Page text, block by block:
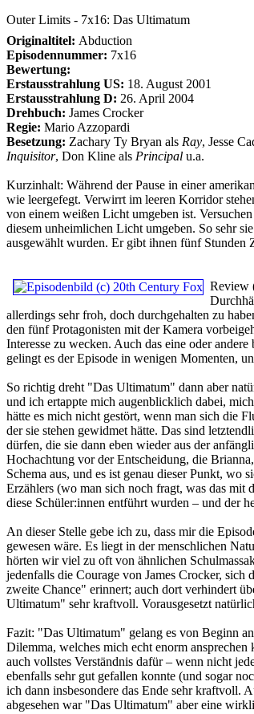
Outer Limits - 7x16: Das Ultimatum
Originaltitel: Abduction
Episodennummer: 7x16
Bewertung:
Erstausstrahlung US: 18. August 2001
Erstausstrahlung D: 26. April 2004
Drehbuch: James Crocker
Regie: Mario Azzopardi
Besetzung: Zachary Ty Bryan als Ray, Jesse
Inquisitor, Don Kline als Principal u.a.
Kurzinhalt: Während der Pause in einer
wie leergefegt. Verwirrt im leeren Korridor
von einem weißen Licht umgeben ist.
diesem unheimlichen Licht umgeben. So sehr
ausgewählt wurden. Er gibt ihnen fünf Stunden
Review
allerdings sehr froh, doch durchgehalten zu
den fünf Protagonisten mit der Kamera
Interesse zu wecken. Auch das eine oder
gelingt es der Episode in wenigen Momenten,
So richtig dreht "Das Ultimatum" dann aber
und ich ertappte mich augenblicklich dabei,
hätte es mich nicht gestört, wenn man sich die
der sie stehen gewidmet hätte. Das sind
dürfen, die sie dann eben wieder aus der
Hochachtung vor der Entscheidung, die
Schema aus, und es ist genau dieser Punkt,
Erzählers (wo man sich noch fragt, was das mit
diese Schüler:innen entführt wurden – und der
An dieser Stelle gebe ich zu, dass mir die
gewesen wäre. Es liegt in der menschlichen
hörten wir viel zu oft von ähnlichen
jedenfalls die Courage von James Crocker,
zweite Chance" erinnert; auch dort verhindert
Ultimatum" sehr kraftvoll. Vorausgesetzt
Fazit: "Das Ultimatum" gelang es von Beginn
Dilemma, welches mich echt enorm
auch vollstes Verständnis dafür – wenn nicht
ebenfalls sehr gut gefallen konnte (und sogar
ich dann insbesondere das Ende sehr kraftvoll.
abgesehen war "Das Ultimatum" aber eine